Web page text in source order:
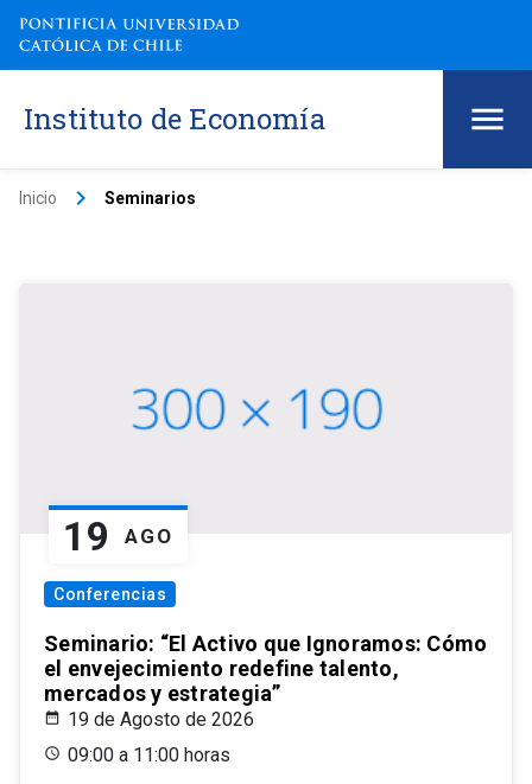
Instituto de Economía
Inicio keyboard_arrow_right Seminarios
19 AGO
Conferencias
Seminario: “El Activo que Ignoramos: Cómo
el envejecimiento redefine talento,
mercados y estrategia”
19 de Agosto de 2026
09:00 a 11:00 horas